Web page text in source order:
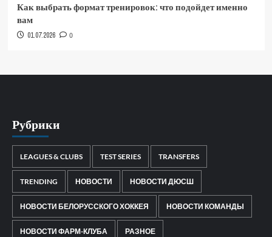
Как выбрать формат тренировок: что подойдет именно
вам
01.07.2026 0
Рубрики
LEAGUES & CLUBS TEST SERIES TRANSFERS
TRENDING НОВОСТИ НОВОСТИ ДЮСШ
НОВОСТИ БЕЛОРУССКОГО ХОККЕЯ НОВОСТИ КОМАНДЫ
НОВОСТИ ФАРМ-КЛУБА РАЗНОЕ